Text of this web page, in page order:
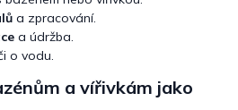
a zpracování.
a údržba.
o vodu.
a vířivkám jako